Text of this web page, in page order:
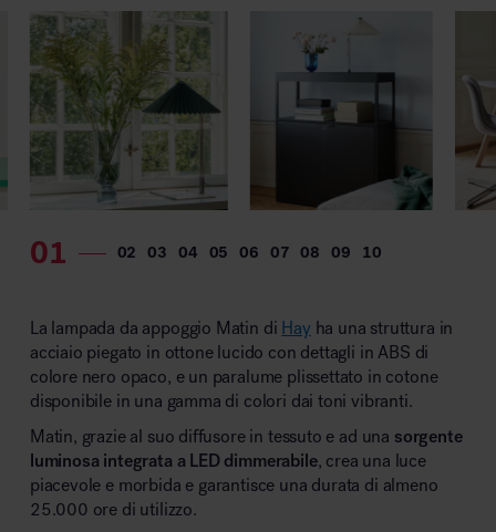
La lampada da appoggio Matin di Hay ha una struttura in
acciaio piegato in ottone lucido con dettagli in ABS di
colore nero opaco, e un paralume plissettato in cotone
disponibile in una gamma di colori dai toni vibranti.
Matin, grazie al suo diffusore in tessuto e ad una sorgente
luminosa integrata a LED dimmerabile, crea una luce
piacevole e morbida e garantisce una durata di almeno
25.000 ore di utilizzo.